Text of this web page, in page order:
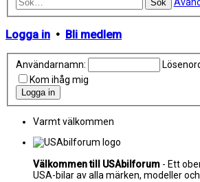
Sök
Logga in • Bli medlem
Användarnamn:
Kom ihåg mig
Varmt välkommen
Välkommen till USAbilforum - Ett
USA-bilar av alla märken, modeller